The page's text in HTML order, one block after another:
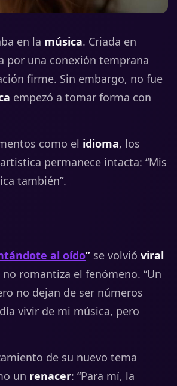
en la música. Criada en
por una conexión temprana
firme. Sin embargo, no fue
empezó a tomar forma con
como el idioma, los
artistica permanece intacta: “Mis
también”.
al oído” se volvió viral
no romantiza el fenómeno. “Un
no dejan de ser números
vivir de mi música, pero
de su nuevo tema
un renacer: “Para mí, la